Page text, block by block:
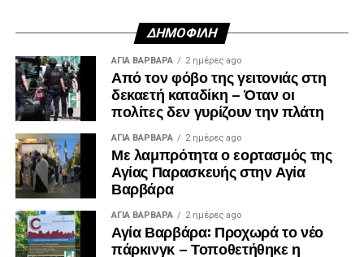
ΔΗΜΟΦΙΛΉ
ΑΓΙΑ ΒΑΡΒΑΡΑ 2 ημέρες ago
Από τον φόβο της γειτονιάς στη
δεκαετή καταδίκη – Όταν οι
πολίτες δεν γυρίζουν την πλάτη
ΑΓΙΑ ΒΑΡΒΑΡΑ 2 ημέρες ago
Με λαμπρότητα ο εορτασμός της
Αγίας Παρασκευής στην Αγία
Βαρβάρα
ΑΓΙΑ ΒΑΡΒΑΡΑ 2 ημέρες ago
Αγία Βαρβάρα: Προχωρά το νέο
πάρκινγκ – Τοποθετήθηκε η